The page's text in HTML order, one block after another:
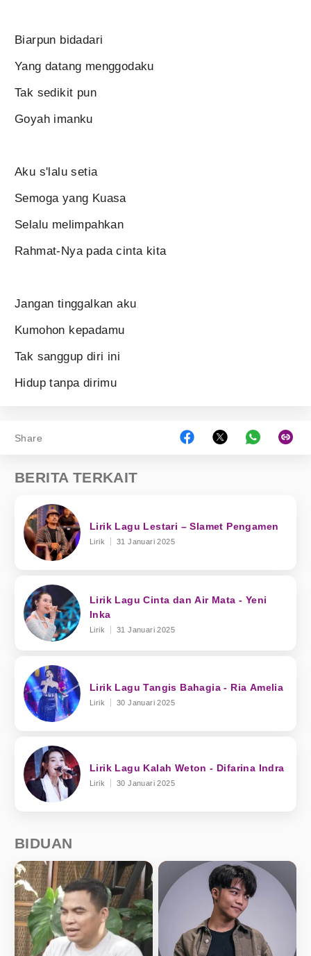
Biarpun bidadari
Yang datang menggodaku
Tak sedikit pun
Goyah imanku
Aku s'lalu setia
Semoga yang Kuasa
Selalu melimpahkan
Rahmat-Nya pada cinta kita
Jangan tinggalkan aku
Kumohon kepadamu
Tak sanggup diri ini
Hidup tanpa dirimu
Share
BERITA TERKAIT
Lirik Lagu Lestari – Slamet Pengamen
Lirik 31 Januari 2025
Lirik Lagu Cinta dan Air Mata - Yeni
Inka
Lirik 31 Januari 2025
Lirik Lagu Tangis Bahagia - Ria Amelia
Lirik 30 Januari 2025
Lirik Lagu Kalah Weton - Difarina Indra
Lirik 30 Januari 2025
BIDUAN